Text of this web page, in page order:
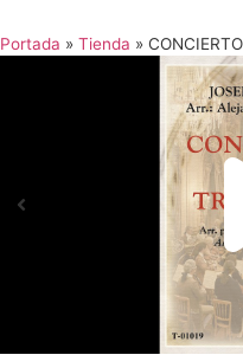
Portada » Tienda »